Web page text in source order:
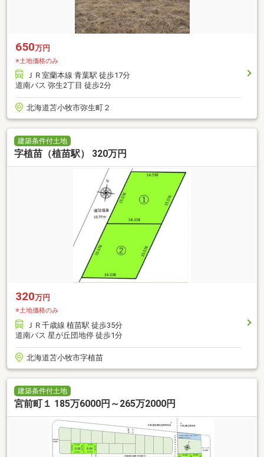
650万円
※土地価格のみ
ＪＲ室蘭本線 青葉駅 徒歩17分
道南バス 弥生2丁目 徒歩2分
北海道苫小牧市弥生町２
建築条件付土地
字植苗（植苗駅） 320万円
320万円
※土地価格のみ
ＪＲ千歳線 植苗駅 徒歩35分
道南バス 星が丘団地停 徒歩1分
北海道苫小牧市字植苗
建築条件付土地
宮前町１ 185万6000円～265万2000円